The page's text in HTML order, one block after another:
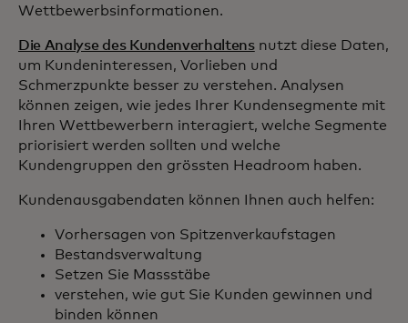
Wettbewerbsinformationen.
Die Analyse des Kundenverhaltensnutzt diese Daten,
um Kundeninteressen, Vorlieben und
Schmerzpunkte besser zu verstehen. Analysen
können zeigen, wie jedes Ihrer Kundensegmente mit
Ihren Wettbewerbern interagiert, welche Segmente
priorisiert werden sollten und welche
Kundengruppen den grössten Headroom haben.
Kundenausgabendaten können Ihnen auch helfen:
Vorhersagen von Spitzenverkaufstagen
Bestandsverwaltung
Setzen Sie Massstäbe
verstehen, wie gut Sie Kunden gewinnen und
binden können